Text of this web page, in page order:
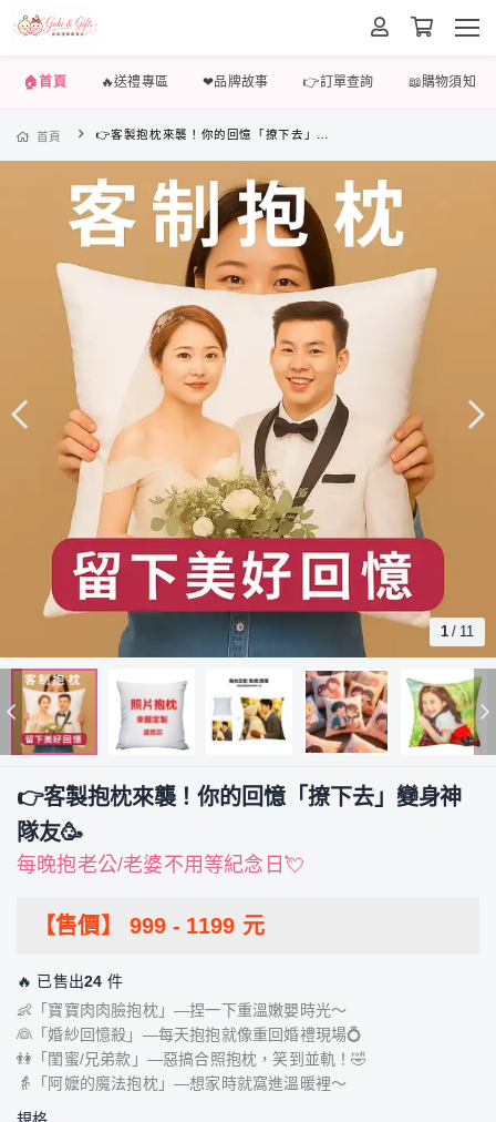
🏠首頁 🔥送禮專區 ❤品牌故事 👉訂單查詢 📖購物須知
首頁 👉客製抱枕來襲！你的回憶「撩下去」變身神隊友🥳
1 / 11
👉客製抱枕來襲！你的回憶「撩下去」變身神
隊友🥳
每晚抱老公/老婆不用等紀念日💘
【售價】 999 - 1199 元
🔥 已售出24 件
👶「寶寶肉肉臉抱枕」—捏一下重溫嫩嬰時光～
👰「婚紗回憶殺」—每天抱抱就像重回婚禮現場💍
👫「閨蜜/兄弟款」—惡搞合照抱枕，笑到並軌！🤣
👵「阿嬤的魔法抱枕」—想家時就窩進溫暖裡～